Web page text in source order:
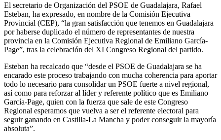
El secretario de Organización del PSOE de Guadalajara, Rafael
Esteban, ha expresado, en nombre de la Comisión Ejecutiva
Provincial (CEP), “la gran satisfacción que tenemos en Guadalajara
por haberse duplicado el número de representantes de nuestra
provincia en la Comisión Ejecutiva Regional de Emiliano García-
Page”, tras la celebración del XI Congreso Regional del partido.
Esteban ha recalcado que “desde el PSOE de Guadalajara se ha
encarado este proceso trabajando con mucha coherencia para aportar
todo lo necesario para consolidar un PSOE fuerte a nivel regional,
así como para reforzar al líder y referente político que es Emiliano
García-Page, quien con la fuerza que sale de este Congreso
Regional esperamos que vuelva a ser el referente electoral para
seguir ganando en Castilla-La Mancha y poder conseguir la mayoría
absoluta”.